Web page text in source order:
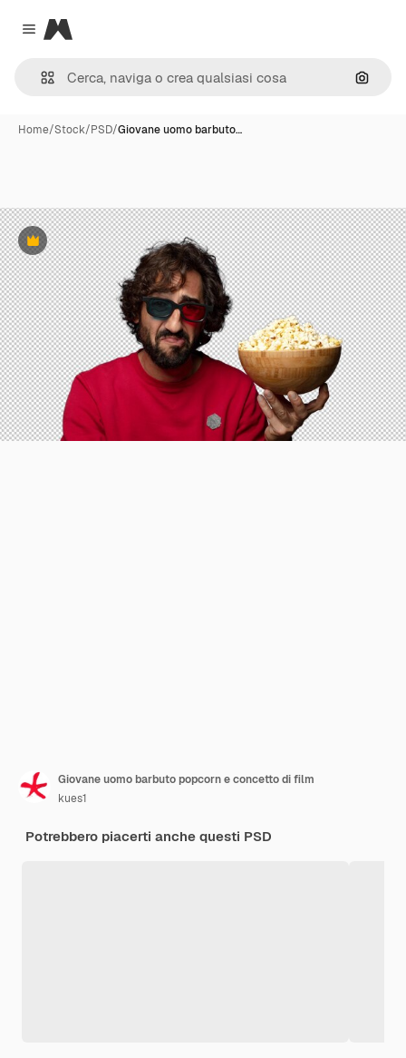
Close menu
Magnific
Cerca
Home/Stock/PSD/Giovane uomo barbuto…
Premium
Giovane uomo barbuto popcorn e concetto di film
kues1
Potrebbero piacerti anche questi PSD